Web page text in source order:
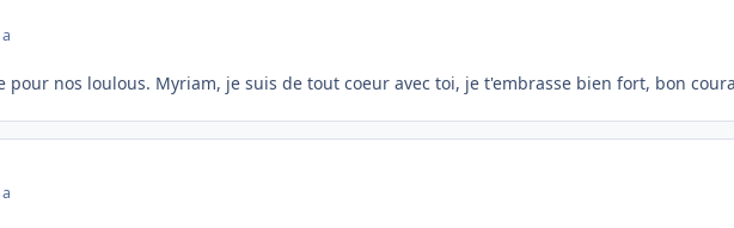
nos loulous. Myriam, je suis de tout coeur avec toi, je t'embrasse bien fort, bon